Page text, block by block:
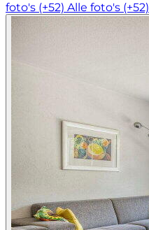
foto's (+52) Alle foto's (+52)